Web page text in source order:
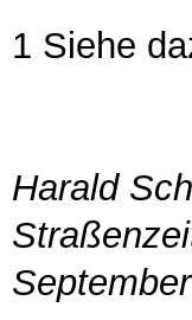
1 Siehe
Harald